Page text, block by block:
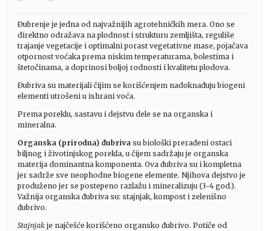
Đubrenje je jedna od najvažnijih agrotehničkih mera. Ono se
direktno odražava na plodnost i strukturu zemljišta, reguliše
trajanje vegetacije i optimalni porast vegetativne mase, pojačava
otpornost voćaka prema niskim temperaturama, bolestima i
štetočinama, a doprinosi boljoj rodnosti i kvalitetu plodova.
Đubriva su materijali čijim se korišćenjem nadoknađuju biogeni
elementi utrošeni u ishrani voća.
Prema poreklu, sastavu i dejstvu dele se na organska i
mineralna.
Organska (prirodna) đubriva su biološki prerađeni ostaci
biljnog i životinjskog porekla, u čijem sadržaju je organska
materija dominantna komponenta. Ova đubriva su i kompletna
jer sadrže sve neophodne biogene elemente. Njihova dejstvo je
produženo jer se postepeno razlažu i mineralizuju (3-4 god.).
Važnija organska đubriva su: stajnjak, kompost i zelenišno
đubrivo.
Stajnjak je najčešće korišćeno organsko đubrivo. Potiče od